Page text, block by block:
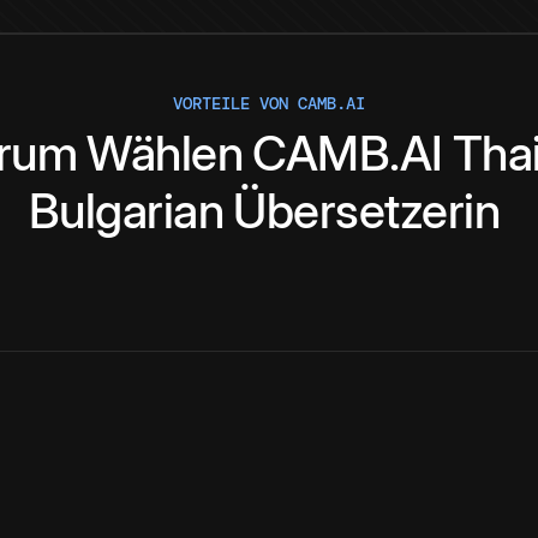
VORTEILE VON CAMB.AI
Wählen CAMB.AI
Bulgarian Übersetzerin